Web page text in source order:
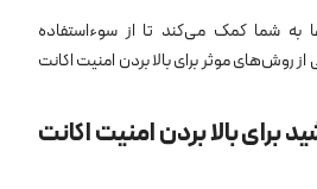
شما کمک می‌کند تا از سوءاستفاده
روش‌های موثر برای بالا بردن امنیت اکانت
برای بالا بردن امنیت اکانت